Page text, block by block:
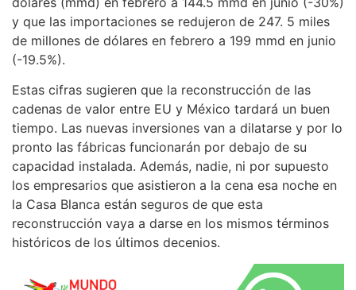
y que las importaciones se redujeron de 247. 5 miles
de millones de dólares en febrero a 199 mmd en junio
(-19.5%).
Estas cifras sugieren que la reconstrucción de las
cadenas de valor entre EU y México tardará un buen
tiempo. Las nuevas inversiones van a dilatarse y por lo
pronto las fábricas funcionarán por debajo de su
capacidad instalada. Además, nadie, ni por supuesto
los empresarios que asistieron a la cena esa noche en
la Casa Blanca están seguros de que esta
reconstrucción vaya a darse en los mismos términos
históricos de los últimos decenios.